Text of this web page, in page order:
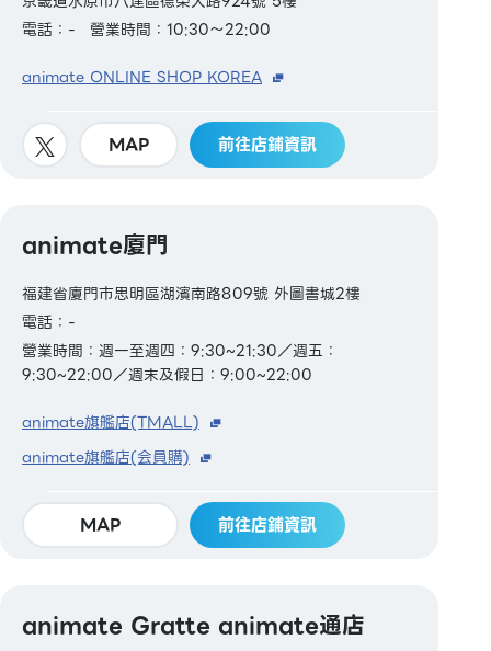
電話：-
營業時間：10:30～22:00
animate ONLINE SHOP KOREA
MAP 前往店鋪資訊
animate廈門
福建省廈門市思明區湖濱南路809號 外圖書城2樓
電話：-
營業時間：週一至週四：9:30~21:30／週五：
9:30~22:00／週末及假日：9:00~22:00
animate旗艦店(TMALL)
animate旗艦店(会員購)
MAP 前往店鋪資訊
animate Gratte animate通店